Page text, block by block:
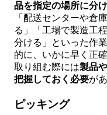
品を指定の場所に分
「配送センターや倉
る」「工場で製造工
分ける」といった作
的に、いかに早く正
取り組む際には製品
把握しておく必要が
ピッキング